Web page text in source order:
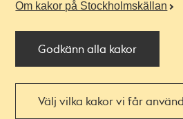
Om kakor på Stockholmskällan
Godkänn alla kakor
Välj vilka kakor vi får